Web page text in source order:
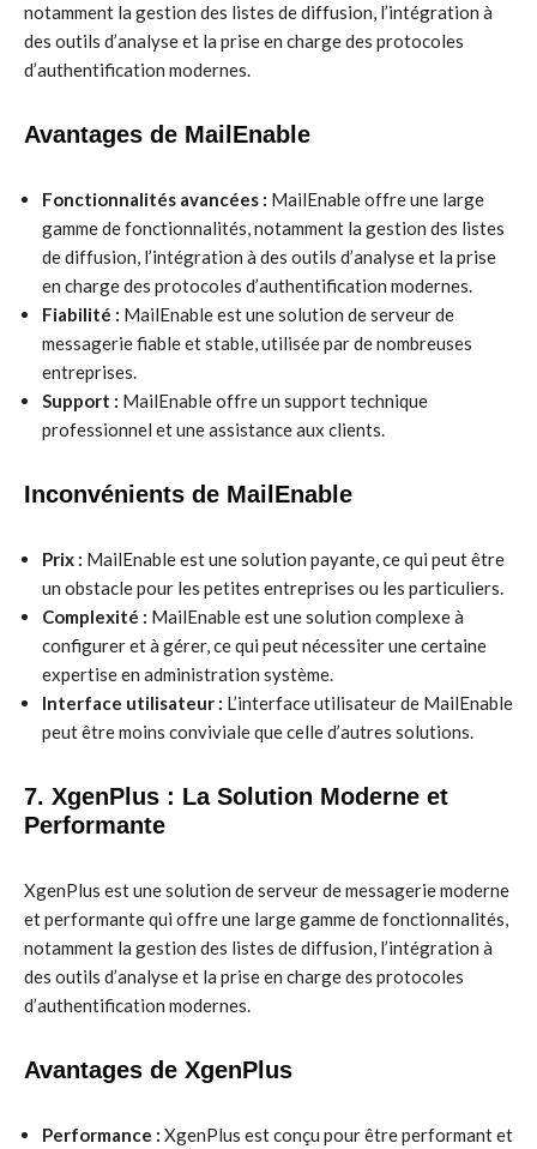
notamment la gestion des listes de diffusion, l’intégration à
des outils d’analyse et la prise en charge des protocoles
d’authentification modernes.
Avantages de MailEnable
Fonctionnalités avancées : MailEnable offre une large
gamme de fonctionnalités, notamment la gestion des listes
de diffusion, l’intégration à des outils d’analyse et la prise
en charge des protocoles d’authentification modernes.
Fiabilité : MailEnable est une solution de serveur de
messagerie fiable et stable, utilisée par de nombreuses
entreprises.
Support : MailEnable offre un support technique
professionnel et une assistance aux clients.
Inconvénients de MailEnable
Prix : MailEnable est une solution payante, ce qui peut être
un obstacle pour les petites entreprises ou les particuliers.
Complexité : MailEnable est une solution complexe à
configurer et à gérer, ce qui peut nécessiter une certaine
expertise en administration système.
Interface utilisateur : L’interface utilisateur de MailEnable
peut être moins conviviale que celle d’autres solutions.
7. XgenPlus : La Solution Moderne et
Performante
XgenPlus est une solution de serveur de messagerie moderne
et performante qui offre une large gamme de fonctionnalités,
notamment la gestion des listes de diffusion, l’intégration à
des outils d’analyse et la prise en charge des protocoles
d’authentification modernes.
Avantages de XgenPlus
Performance : XgenPlus est conçu pour être performant et